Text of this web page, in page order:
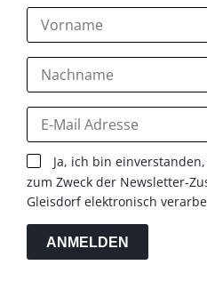
Ja, ich bin
zum Zweck der Newsletter-
Gleisdorf elektronisch
ANMELDEN